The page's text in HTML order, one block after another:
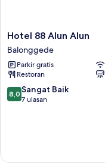
Hotel
88
Alun
Alun
Balonggede
Hotel 88 Alun Alun
Balonggede
Parkir gratis
Restoran
8.0
dari
8,0 Sangat Baik
7 ulasan